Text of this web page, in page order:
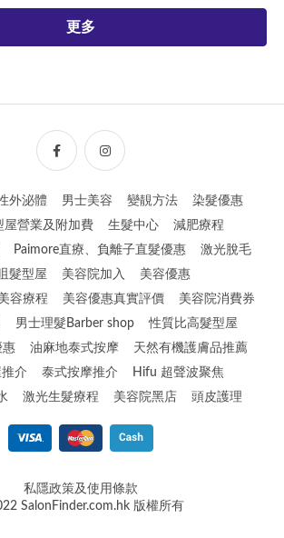
更多
外泌體 男士美容 變靚方法
染髮優惠
屋營業及附加費
生髮中心
減肥療程
Paimore直療、負離子直髮優惠
激光脫毛
髮型屋
美容院加入
美容優惠
容療程
美容優惠真實評價
美容院消費券
男士理髮Barber shop
性質比高髮型屋
惠
油麻地泰式按摩
天然有機護膚品推薦
介
泰式按摩推介
Hifu 超聲波聚焦
激光生髮療程 美容院黑店 頭皮護理
私隱政策及使用條款
SalonFinder.com.hk 版權所有